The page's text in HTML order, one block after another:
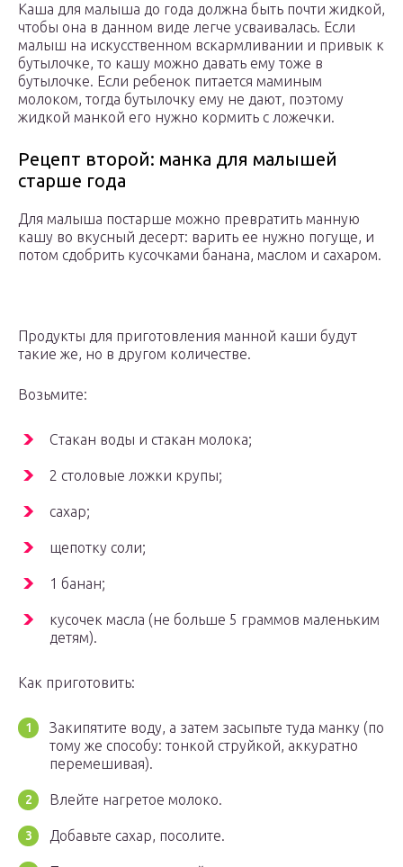
Каша для малыша до года должна быть почти жидкой,
чтобы она в данном виде легче усваивалась. Если
малыш на искусственном вскармливании и привык к
бутылочке, то кашу можно давать ему тоже в
бутылочке. Если ребенок питается маминым
молоком, тогда бутылочку ему не дают, поэтому
жидкой манкой его нужно кормить с ложечки.
Рецепт второй: манка для малышей
старше года
Для малыша постарше можно превратить манную
кашу во вкусный десерт: варить ее нужно погуще, и
потом сдобрить кусочками банана, маслом и сахаром.
Продукты для приготовления манной каши будут
такие же, но в другом количестве.
Возьмите:
Стакан воды и стакан молока;
2 столовые ложки крупы;
сахар;
щепотку соли;
1 банан;
кусочек масла (не больше 5 граммов маленьким
детям).
Как приготовить:
Закипятите воду, а затем засыпьте туда манку (по
тому же способу: тонкой струйкой, аккуратно
перемешивая).
Влейте нагретое молоко.
Добавьте сахар, посолите.